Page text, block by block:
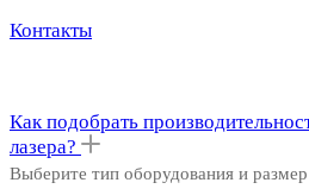
Контакты
Как подобрать
лазера?
Выберите тип оборудования и